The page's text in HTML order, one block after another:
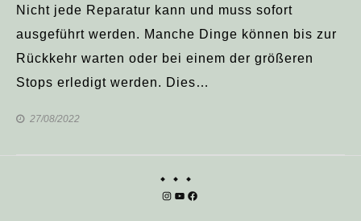
Nicht jede Reparatur kann und muss sofort
ausgeführt werden. Manche Dinge können bis zur
Rückkehr warten oder bei einem der größeren
Stops erledigt werden. Dies…
27/08/2022
Instagram
YouTube
Facebook